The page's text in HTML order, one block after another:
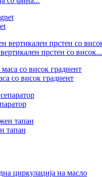
прстен со висок...
со висок градиент
тапан